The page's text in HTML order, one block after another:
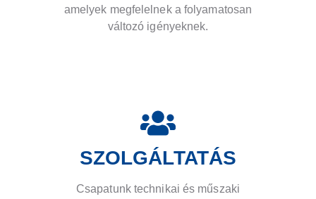
amelyek megfelelnek a folyamatosan
változó igényeknek.
SZOLGÁLTATÁS
Csapatunk technikai és műszaki